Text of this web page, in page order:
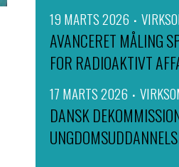
19 MARTS 2026
AVANCERET MÅLING
FOR RADIOAKTIVT
17 MARTS 2026
DANSK